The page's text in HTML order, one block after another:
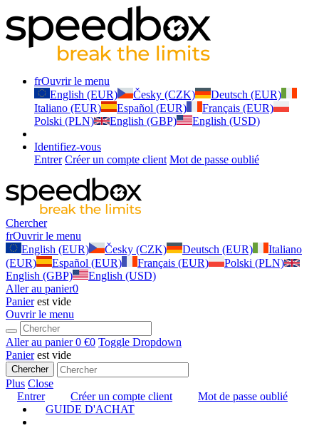
frOuvrir le menu
English (EUR)
Česky (CZK)
Deutsch (EUR)
Italiano (EUR)
Español (EUR)
Français (EUR)
Polski (PLN)
English (GBP) English (USD)
Identifiez-vous
Entrer Créer un compte client Mot de passe oublié
Chercher
frOuvrir le menu
English (EUR)
Česky (CZK) Deutsch (EUR)
Italiano
(EUR)
Español (EUR) Français (EUR)
Polski (PLN)
English (GBP)
English (USD)
Aller au panier0
Panierest vide
Ouvrir le menu
Aller au panier0 €0 Toggle Dropdown
Panierest vide
Chercher
Plus Close
Entrer
Créer un compte client
Mot de passe oublié
GUIDE D'ACHAT